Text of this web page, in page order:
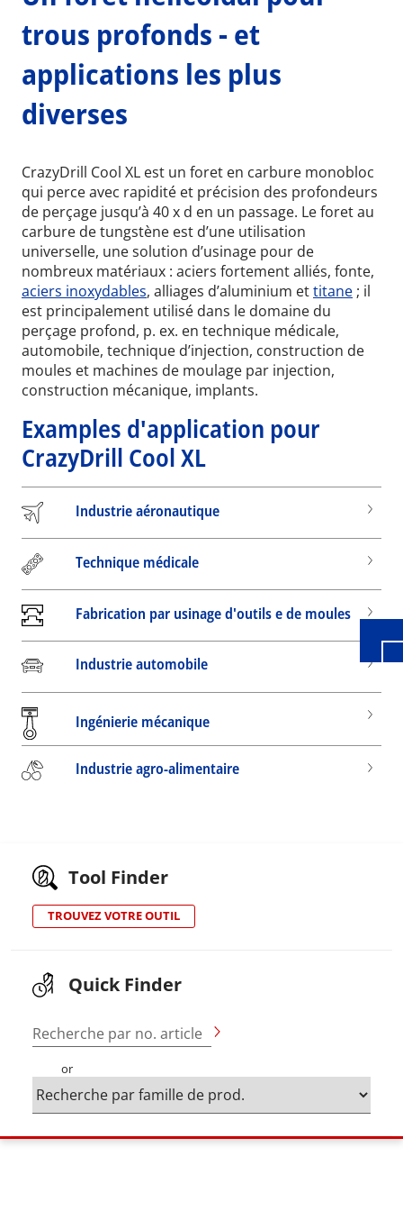
trous profonds - et
applications les plus
diverses
CrazyDrill Cool XL est un foret en carbure monobloc
qui perce avec rapidité et précision des profondeurs
de perçage jusqu’à 40 x d en un passage. Le foret au
carbure de tungstène est d’une utilisation
universelle, une solution d’usinage pour de
nombreux matériaux : aciers fortement alliés, fonte,
aciers inoxydables, alliages d’aluminium ettitane ; il
est principalement utilisé dans le domaine du
perçage profond, p. ex. en technique médicale,
automobile, technique d’injection, construction de
moules et machines de moulage par injection,
construction mécanique, implants.
Examples d'application pour
CrazyDrill Cool XL
Industrie aéronautique
Technique médicale
Fabrication par usinage d'outils e de moules
Industrie automobile
Ingénierie mécanique
Industrie agro-alimentaire
Tool Finder
TROUVEZ VOTRE OUTIL
Quick Finder
Recherche par no. article
or